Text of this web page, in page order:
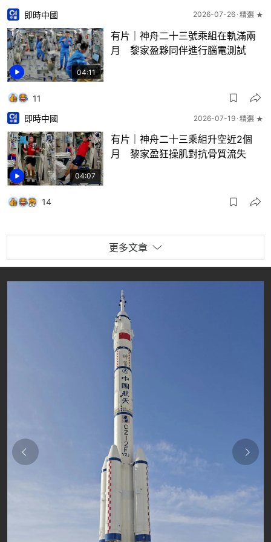
04:11
即時中國 2026-07-26 精選 ★
有片｜神舟二十三號乘組在軌滿兩
月 黎家盈夥同伴進行腦電測試
11
04:07
即時中國 2026-07-19 精選 ★
有片｜神舟二十三乘組升空近2個
月 黎家盈狂操肌對抗骨質流失
14
更多文章